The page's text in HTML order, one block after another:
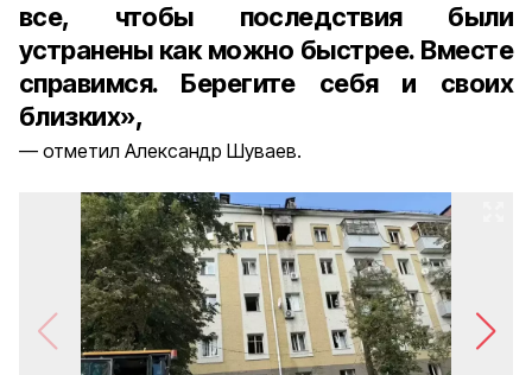
все, чтобы последствия были
устранены как можно быстрее. Вместе
справимся. Берегите себя и своих
близких»,
отметил Александр Шуваев.